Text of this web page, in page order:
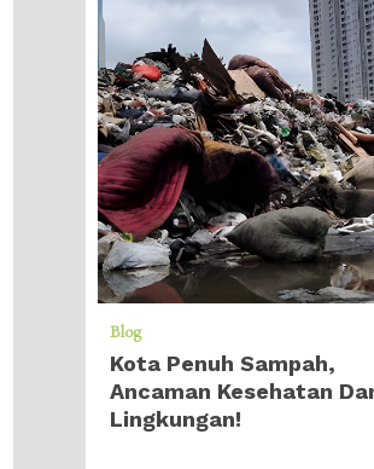
Blog
Kota Penuh Sampah,
Ancaman Kesehatan
Lingkungan!